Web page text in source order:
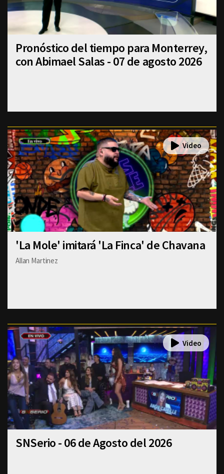
Pronóstico del tiempo para Monterrey,
con Abimael Salas - 07 de agosto 2026
'La Mole' imitará 'La Finca' de Chavana
Allan Martinez
SNSerio - 06 de Agosto del 2026